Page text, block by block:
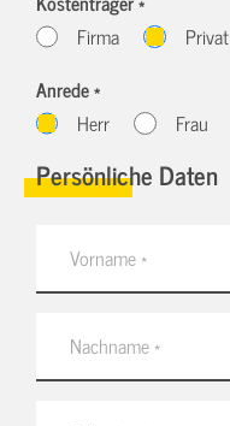
Firma
Privat
Anrede *
Herr
Frau
Persönliche Daten